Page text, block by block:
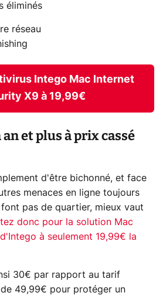
éliminés
réseau
Intego Mac Internet
X9 à 19,99€
et plus à prix cassé
d'être bichonné, et face
menaces en ligne toujours
pas de quartier, mieux vaut
donc pour la solution Mac
à seulement 19,99€ la
30€ par rapport au tarif
49,99€ pour protéger un